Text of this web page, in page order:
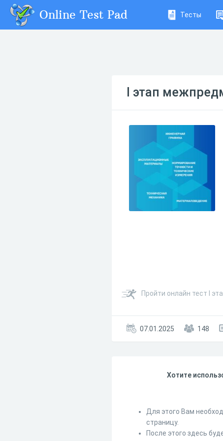
Online Test Pad Тесты
I этап
Пройти онлайн тест I
07.01.2025 148
Хотите
Для этого Вам
страницу.
После этого здесь